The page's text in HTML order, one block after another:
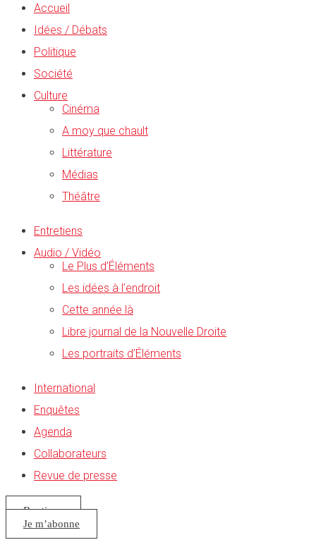
Accueil
Idées / Débats
Politique
Société
Culture
Cinéma
A moy que chault
Littérature
Médias
Théâtre
Entretiens
Audio / Vidéo
Le Plus d’Éléments
Les idées à l’endroit
Cette année là
Libre journal de la Nouvelle Droite
Les portraits d’Éléments
International
Enquêtes
Agenda
Collaborateurs
Revue de presse
Boutique
Je m’abonne